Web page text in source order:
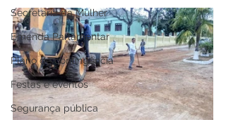
Secretaria da Mulher
Emenda Parlamentar
Plano de contingência
Festas e eventos
Segurança pública